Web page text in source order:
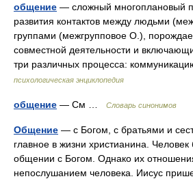
общение — сложный многоплановый
развития контактов между людьми
группами (межгрупповое О.),
совместной деятельности и
три различных процесса:
психологическая энциклопедия
общение — См … Словарь синонимов
Общение — с Богом, с братьями и
главное в жизни христианина.
общении с Богом. Однако их
непослушанием человека. Иисус